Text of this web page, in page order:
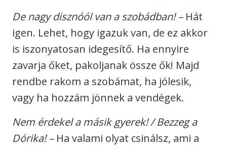
De nagy disznóól van a szobádban! – Hát
igen. Lehet, hogy igazuk van, de ez akkor
is iszonyatosan idegesítő. Ha ennyire
zavarja őket, pakoljanak össze ők! Majd
rendbe rakom a szobámat, ha jólesik,
vagy ha hozzám jönnek a vendégek.
Nem érdekel a másik gyerek! / Bezzeg a
Dórika! – Ha valami olyat csinálsz, ami a